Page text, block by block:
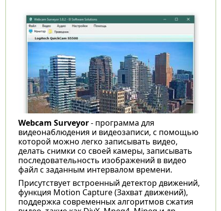
Webcam Surveyor- программа для
видеонаблюдения и видеозаписи, с помощью
которой можно легко записывать видео,
делать снимки со своей камеры, записывать
последовательность изображений в видео
файл с заданным интервалом времени.
Присутствует встроенный детектор движений,
функция Motion Capture (Захват движений),
поддержка современных алгоритмов сжатия